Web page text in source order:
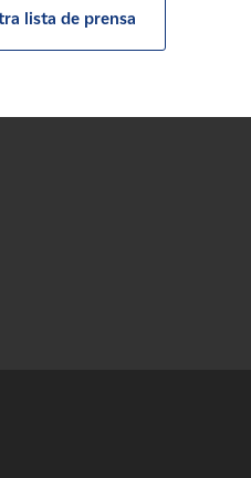
lista de prensa